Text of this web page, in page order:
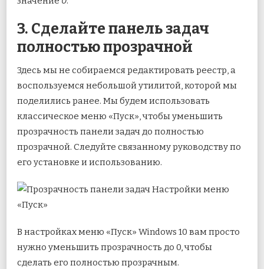
3. Сделайте панель задач
полностью прозрачной
Здесь мы не собираемся редактировать реестр, а
воспользуемся небольшой утилитой, которой мы
поделились ранее. Мы будем использовать
классическое меню «Пуск», чтобы уменьшить
прозрачность панели задач до полностью
прозрачной. Следуйте связанному руководству по
его установке и использованию.
В настройках меню «Пуск» Windows 10 вам просто
нужно уменьшить прозрачность до 0, чтобы
сделать его полностью прозрачным.